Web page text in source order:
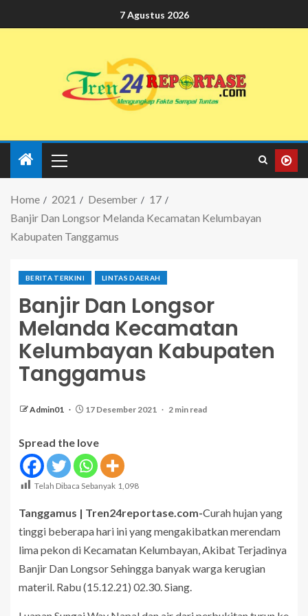
7 Agustus 2026
Home 2021 Desember
17
Banjir Dan Longsor Melanda Kecamatan Kelumbayan
Kabupaten Tanggamus
BERITA TERKINI LINTAS DAERAH
Banjir Dan Longsor
Melanda Kecamatan
Kelumbayan Kabupaten
Tanggamus
Admin01 17 Desember 2021 2 min read
Spread the love
Telah Dibaca Sebanyak 1,098
Tanggamus | Tren24reportase.com-Curah hujan yang
tinggi beberapa hari ini yang mengakibatkan merendam
lima pekon di Kecamatan Kelumbayan, Akibat Terjadinya
Banjir Dan Longsor Sehingga banyak warga kerugian
materil. Rabu (15.12.21) 02.30. Siang.